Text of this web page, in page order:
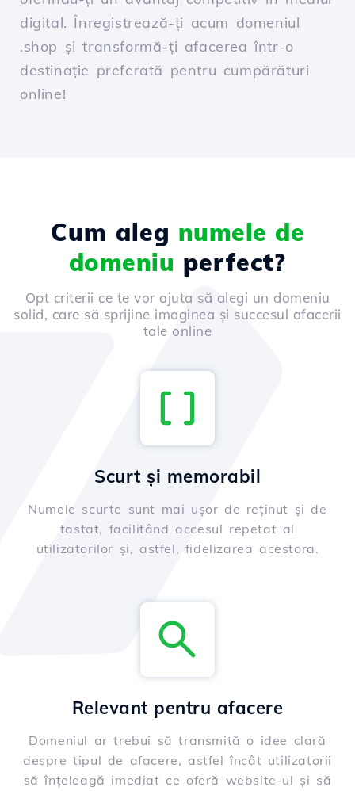
digital. Înregistrează-ți acum domeniul
.shop și transformă-ți afacerea într-o
destinație preferată pentru cumpărături
online!
Cum aleg numele de
domeniu perfect?
Opt criterii ce te vor ajuta să alegi un domeniu
solid, care să sprijine imaginea și succesul afacerii
tale online
Scurt și memorabil
Numele scurte sunt mai ușor de reținut și de
tastat, facilitând accesul repetat al
utilizatorilor și, astfel, fidelizarea acestora.
Relevant pentru afacere
Domeniul ar trebui să transmită o idee clară
despre tipul de afacere, astfel încât utilizatorii
să înțeleagă imediat ce oferă website-ul și să